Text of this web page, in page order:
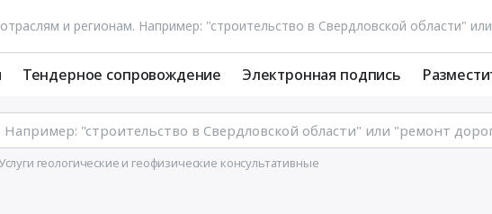
Тендерное сопровождение Электронная подпись
геологические и геофизические консультативные